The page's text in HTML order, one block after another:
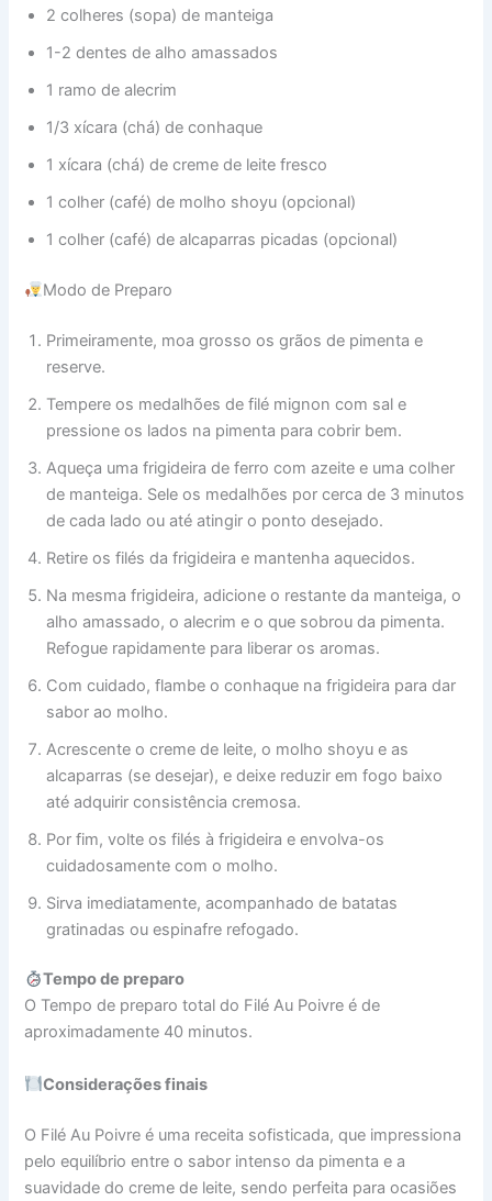
2 colheres (sopa) de manteiga
1-2 dentes de alho amassados
1 ramo de alecrim
1/3 xícara (chá) de conhaque
1 xícara (chá) de creme de leite fresco
1 colher (café) de molho shoyu (opcional)
1 colher (café) de alcaparras picadas (opcional)
Modo de Preparo
Primeiramente, moa grosso os grãos de pimenta e
reserve.
Tempere os medalhões de filé mignon com sal e
pressione os lados na pimenta para cobrir bem.
Aqueça uma frigideira de ferro com azeite e uma colher
de manteiga. Sele os medalhões por cerca de 3 minutos
de cada lado ou até atingir o ponto desejado.
Retire os filés da frigideira e mantenha aquecidos.
Na mesma frigideira, adicione o restante da manteiga, o
alho amassado, o alecrim e o que sobrou da pimenta.
Refogue rapidamente para liberar os aromas.
Com cuidado, flambe o conhaque na frigideira para dar
sabor ao molho.
Acrescente o creme de leite, o molho shoyu e as
alcaparras (se desejar), e deixe reduzir em fogo baixo
até adquirir consistência cremosa.
Por fim, volte os filés à frigideira e envolva-os
cuidadosamente com o molho.
Sirva imediatamente, acompanhado de batatas
gratinadas ou espinafre refogado.
Tempo de preparo
O Tempo de preparo total do Filé Au Poivre é de
aproximadamente 40 minutos.
Considerações finais
O Filé Au Poivre é uma receita sofisticada, que impressiona
pelo equilíbrio entre o sabor intenso da pimenta e a
suavidade do creme de leite, sendo perfeita para ocasiões